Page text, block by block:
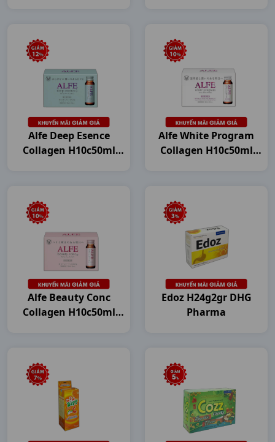
Alfe Deep Esence
Collagen H10c50ml
Alfe White Program
Collagen H10c50ml
Alfe Beauty Conc
Collagen H10c50ml
Edoz H24g2gr DHG
Pharma